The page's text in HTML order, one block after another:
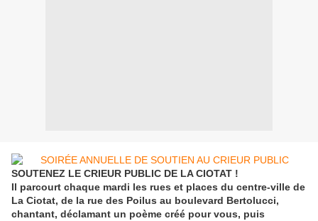
SOUTENEZ LE CRIEUR PUBLIC DE LA CIOTAT !
Il parcourt chaque mardi les rues et places du centre-ville de
La Ciotat, de la rue des Poilus au boulevard Bertolucci,
chantant, déclamant un poème créé pour vous, puis